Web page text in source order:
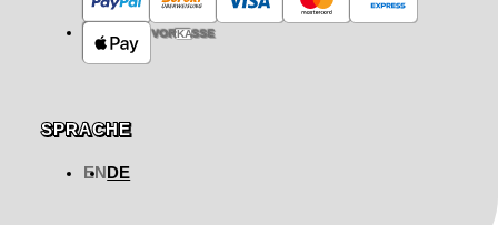
VORKASSE
SPRACHE
EN DE